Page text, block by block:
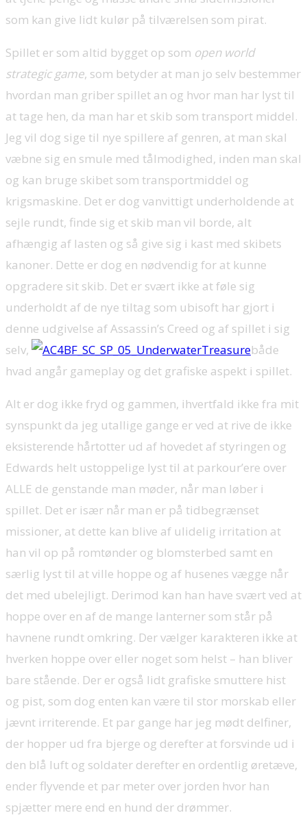
som kan give lidt kulør på tilværelsen som pirat.
Spillet er som altid bygget op som open world
strategic game, som betyder at man jo selv bestemmer
hvordan man griber spillet an og hvor man har lyst til
at tage hen, da man har et skib som transport middel.
Jeg vil dog sige til nye spillere af genren, at man skal
væbne sig en smule med tålmodighed, inden man skal
og kan bruge skibet som transportmiddel og
krigsmaskine. Det er dog vanvittigt underholdende at
sejle rundt, finde sig et skib man vil borde, alt
afhængig af lasten og så give sig i kast med skibets
kanoner. Dette er dog en nødvendig for at kunne
opgradere sit skib. Det er svært ikke at føle sig
underholdt af de nye tiltag som ubisoft har gjort i
denne udgivelse af Assassin’s Creed og af spillet i sig
selv,
både
hvad angår gameplay og det grafiske aspekt i spillet.
Alt er dog ikke fryd og gammen, ihvertfald ikke fra mit
synspunkt da jeg utallige gange er ved at rive de ikke
eksisterende hårtotter ud af hovedet af styringen og
Edwards helt ustoppelige lyst til at parkour’ere over
ALLE de genstande man møder, når man løber i
spillet. Det er især når man er på tidbegrænset
missioner, at dette kan blive af ulidelig irritation at
han vil op på romtønder og blomsterbed samt en
særlig lyst til at ville hoppe og af husenes vægge når
det med ubelejligt. Derimod kan han have svært ved at
hoppe over en af de mange lanterner som står på
havnene rundt omkring. Der vælger karakteren ikke at
hverken hoppe over eller noget som helst – han bliver
bare stående. Der er også lidt grafiske smuttere hist
og pist, som dog enten kan være til stor morskab eller
jævnt irriterende. Et par gange har jeg mødt delfiner,
der hopper ud fra bjerge og derefter at forsvinde ud i
den blå luft og soldater derefter en ordentlig øretæve,
ender flyvende et par meter over jorden hvor han
spjætter mere end en hund der drømmer.